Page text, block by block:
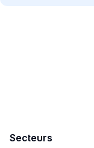
Secteurs